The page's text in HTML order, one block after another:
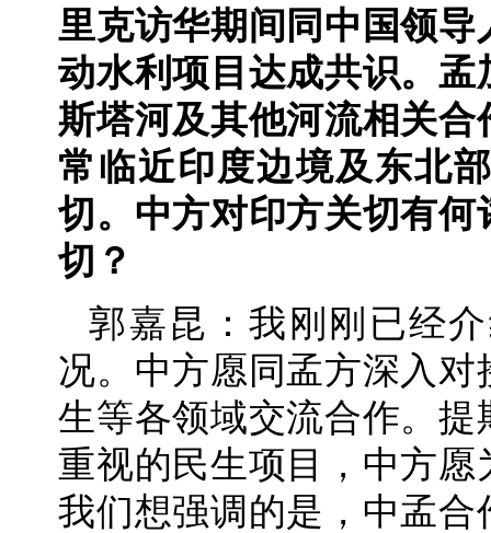
里克访华期间同中国领
动水利项目达成共识。
斯塔河及其他河流相关
常临近印度边境及东北
切。中方对印方关切有
切？
郭嘉昆：我刚刚已经
况。中方愿同孟方深入
生等各领域交流合作。
重视的民生项目，中方
我们想强调的是，中孟